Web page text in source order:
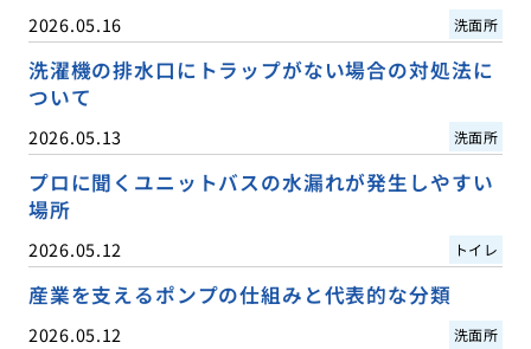
2026.05.16 洗面所
洗濯機の排水口にトラップがない場合の対処法に
ついて
2026.05.13 洗面所
プロに聞くユニットバスの水漏れが発生しやすい
場所
2026.05.12 トイレ
産業を支えるポンプの仕組みと代表的な分類
2026.05.12 洗面所